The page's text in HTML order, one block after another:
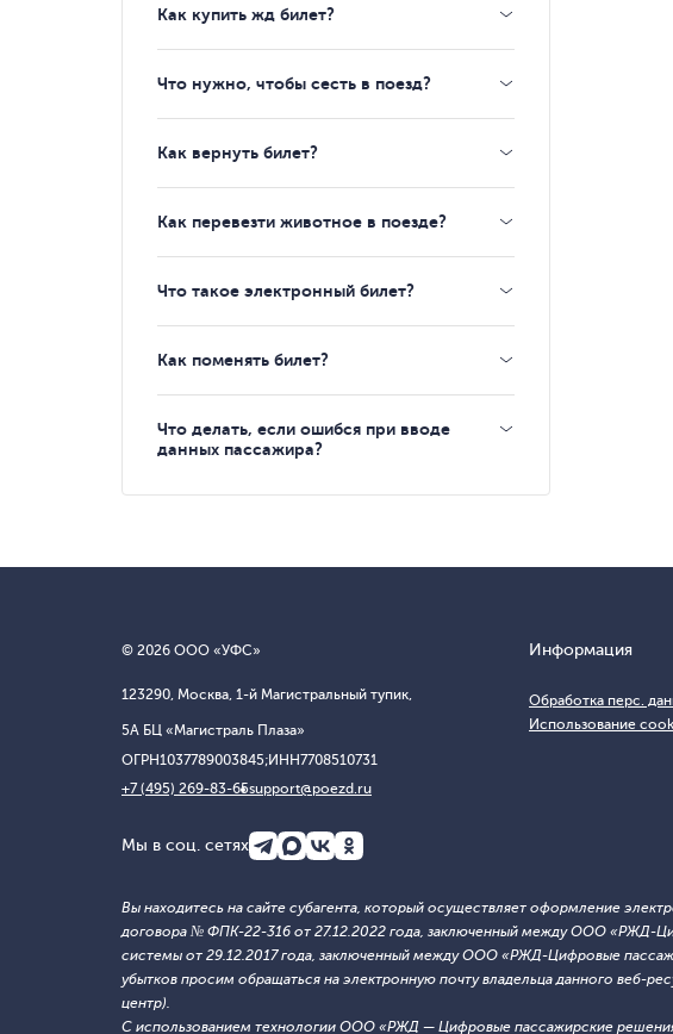
Как купить жд билет?
Что нужно, чтобы сесть в поезд?
Как вернуть билет?
Как перевезти животное в поезде?
Что такое электронный билет?
Как поменять билет?
Что делать, если ошибся при вводе
данных пассажира?
© 2026 ООО «УФС»
123290, Москва, 1-й Магистральный тупик,
5А БЦ «Магистраль Плаза»
ОГРН1037789003845;ИНН7708510731
+7 (495) 269-83-65support@poezd.ru
Информация
Обработка перс.
Использование
Мы в соц. сетях
Вы находитесь на сайте субагента, который осуществляет оформление
договора № ФПК-22-316 от 27.12.2022 года, заключенный между ООО «РЖД-
системы от 29.12.2017 года, заключенный между ООО «РЖД-Цифровые
убытков просим обращаться на электронную почту владельца данного веб-
центр).
С использованием технологии ООО «РЖД — Цифровые пассажирские